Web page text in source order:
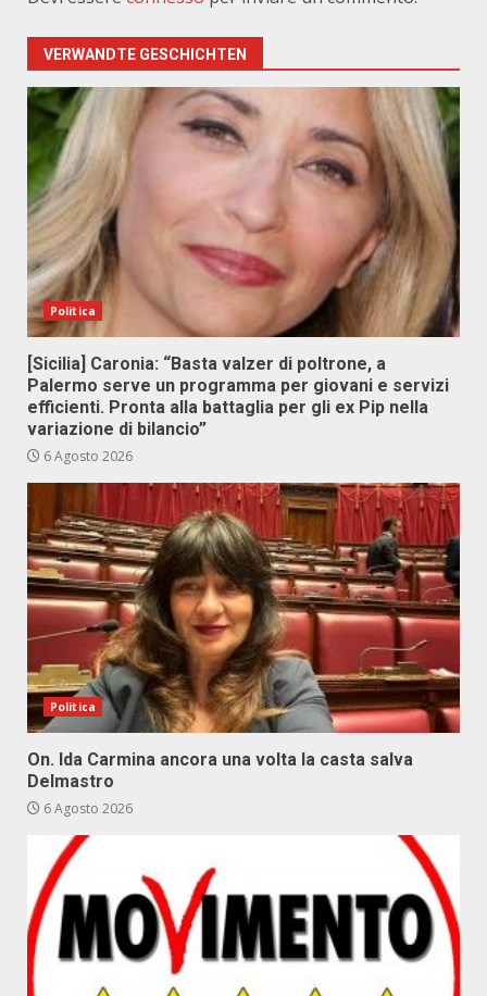
VERWANDTE GESCHICHTEN
Politica
[Sicilia] Caronia: “Basta valzer di poltrone, a
Palermo serve un programma per giovani e servizi
efficienti. Pronta alla battaglia per gli ex Pip nella
variazione di bilancio”
6 Agosto 2026
Politica
On. Ida Carmina ancora una volta la casta salva
Delmastro
6 Agosto 2026